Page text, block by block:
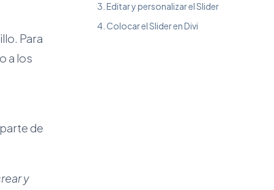
Para
a los
de
y
Editar y personalizar el Slider
Colocar el Slider en Divi